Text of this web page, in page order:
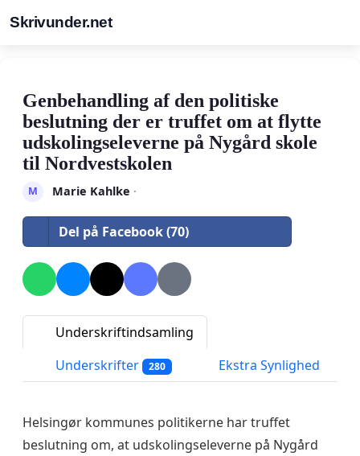
Skrivunder.net
Genbehandling af den politiske
beslutning der er truffet om at flytte
udskolingseleverne på Nygård skole
til Nordvestskolen
M Marie Kahlke ·
Del på Facebook (70)
Underskriftindsamling
Underskrifter
280 Ekstra Synlighed
Helsingør kommunes politikerne har truffet
beslutning om, at udskolingseleverne på Nygård